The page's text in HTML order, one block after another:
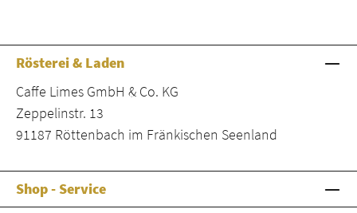
Rösterei & Laden
Caffe Limes GmbH & Co. KG
Zeppelinstr. 13
91187 Röttenbach im Fränkischen Seenland
Shop - Service